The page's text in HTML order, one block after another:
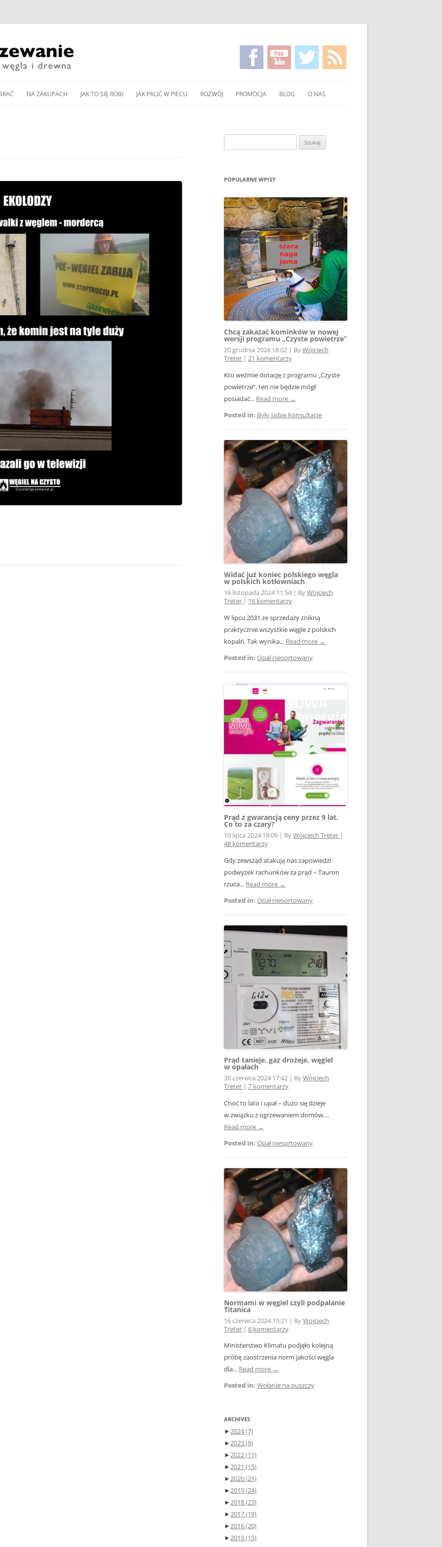
do
–
JAK
SIĘ
MIESZKAŃ
CIEPŁA POWIETRZNA
PIEC – (NIE TYLKO)
OGRZEWANIE
DOMU
CIEPŁA CZY OGRZEWANIE
DO OGRZEWANIA
NA ZAKUPACH
NA WĘGIEL I DREWNO
INSTALACJA GRAWITACYJNA –
CZY WARTO WYMIENIAĆ STARE
JAK CZYTAĆ REKLAMY KOTŁÓW
TANIA, DROGA, POLSKA,
UŻYWANA, PRZERABIANA –
POMPA CIEPŁA W PIĘCIU
JAK TO SIĘ ROBI
URUCHOMIĆ WŁASNĄ INSTALACJĘ
KROK PO KROKU
PROBLEMY WE WSPÓŁPRACY
FOTOWOLTAIKI Z SIECIĄ
PRĄD STAŁY W FOTOWOLTAICE –
SZCZEGÓŁ W KTÓRYM TKWI
NOWE ZASADY ROZLICZENIA
FOTOWOLTAIKI – JAK ŻYĆ?
RENOWACJA STAREGO KOMINA
EKONOMICZNE OGRZEWANIE
GAZEM
JAK NAPRAWIĆ WENTYLACJĘ W
DOMU
MODERNIZACJA KOTŁA
ZASYPOWEGO
JAK PALIĆ W PIECU
INSTRUKCJA KROK PO KROKU
PALENIE KROCZĄCE
ROZPALANIE OD GÓRY – PYTANIA
I ODPOWIEDZI
W POGONI ZA CIEPŁEM
POŻAR KOMINA – UNIKAJ GO JAK
KOROZJA NISKOTEMPERATUROWA
ROZWÓJ
SPALANIE WĘGLA I DREWNA
PROMOCJA
POKAZY EKONOMICZNEGO
ULOTKI I PLAKATY
O PALENIU BEZ DYMU W MEDIACH
BLOG O NAS
POPULARNE WPISY
Chcą zakazać kominków w nowej
wersji programu „Czyste powietrze”
20 grudnia 2024 18:02 | ByWojciech
Treter | 21 komentarzy
Kto weźmie dotację z programu „Czyste
powietrze”, ten nie będzie mógł
posiadać... Read more →
Posted in: Były sobie konsultacje
Widać już koniec polskiego węgla
w polskich kotłowniach
16 listopada 2024 11:54 | ByWojciech
Treter | 16 komentarzy
W lipcu 2031 ze sprzedaży znikną
praktycznie wszystkie węgle z polskich
kopalń. Tak wynika... Read more →
Posted in: Opał niesortowany
Prąd z gwarancją ceny przez 9 lat.
Co to za czary?
10 lipca 2024 18:09 | ByWojciech Treter |
48 komentarzy
Gdy zewsząd atakują nas zapowiedzi
podwyżek rachunków za prąd – Tauron
rzuca... Read more →
Posted in: Opał niesortowany
Prąd tanieje, gaz drożeje, węgiel
w opałach
30 czerwca 2024 17:42 | ByWojciech
Treter | 7 komentarzy
Choć to lato i upał – dużo się dzieje
w związku z ogrzewaniem domów....
Read more →
Posted in: Opał niesortowany
Normami w węgiel czyli podpalanie
Titanica
16 czerwca 2024 15:21 | ByWojciech
Treter | 6 komentarzy
Ministerstwo Klimatu podjęło kolejną
próbę zaostrzenia norm jakości węgla
dla... Read more →
Posted in: Wołanie na puszczy
ARCHIVES
►2024(7)
►2023(9)
►2022(11)
►2021 (15)
►2020(21)
►2019(24)
►2018(23)
►2017(19)
►2016(20)
►2015(15)